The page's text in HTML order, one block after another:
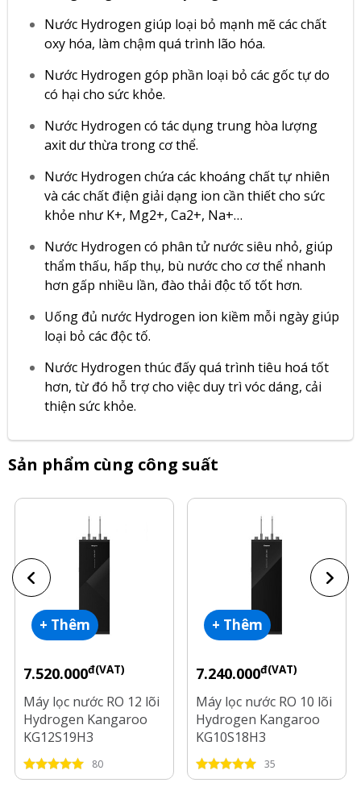
Nước Hydrogen giúp loại bỏ mạnh mẽ các chất
oxy hóa, làm chậm quá trình lão hóa.
Nước Hydrogen góp phần loại bỏ các gốc tự do
có hại cho sức khỏe.
Nước Hydrogen có tác dụng trung hòa lượng
axit dư thừa trong cơ thể.
Nước Hydrogen chứa các khoáng chất tự nhiên
và các chất điện giải dạng ion cần thiết cho sức
khỏe như K+, Mg2+, Ca2+, Na+…
Nước Hydrogen có phân tử nước siêu nhỏ, giúp
thẩm thấu, hấp thụ, bù nước cho cơ thể nhanh
hơn gấp nhiều lần, đào thải độc tố tốt hơn.
Uống đủ nước Hydrogen ion kiềm mỗi ngày giúp
loại bỏ các độc tố.
Nước Hydrogen thúc đấy quá trình tiêu hoá tốt
hơn, từ đó hỗ trợ cho việc duy trì vóc dáng, cải
thiện sức khỏe.
Sản phẩm cùng công suất
+ Thêm
7.520.000đ(VAT)
Máy lọc nước RO 12 lõi
Hydrogen Kangaroo
KG12S19H3
80
+ Thêm
7.240.000đ(VAT)
Máy lọc nước RO 10 lõi
Hydrogen Kangaroo
KG10S18H3
35